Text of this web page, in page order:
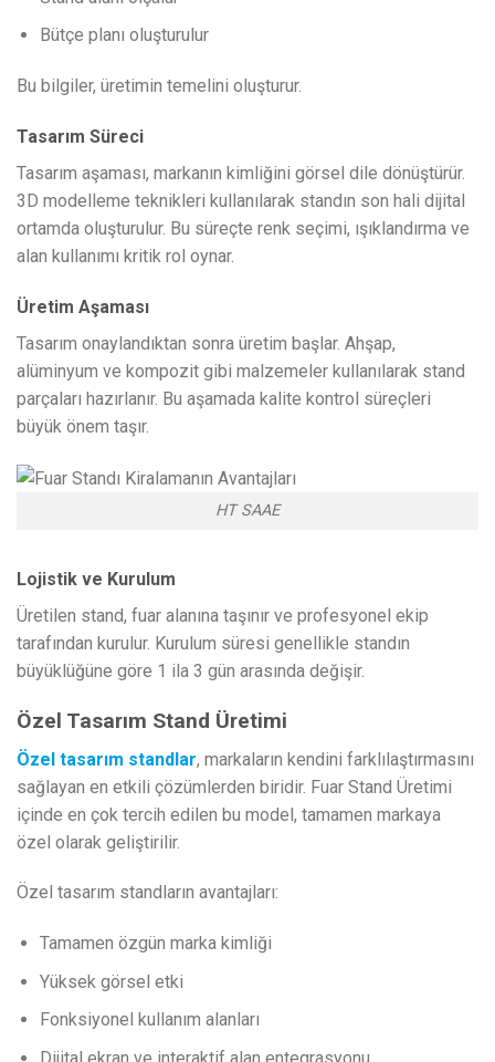
Bütçe planı oluşturulur
Bu bilgiler, üretimin temelini oluşturur.
Tasarım Süreci
Tasarım aşaması, markanın kimliğini görsel dile dönüştürür.
3D modelleme teknikleri kullanılarak standın son hali dijital
ortamda oluşturulur. Bu süreçte renk seçimi, ışıklandırma ve
alan kullanımı kritik rol oynar.
Üretim Aşaması
Tasarım onaylandıktan sonra üretim başlar. Ahşap,
alüminyum ve kompozit gibi malzemeler kullanılarak stand
parçaları hazırlanır. Bu aşamada kalite kontrol süreçleri
büyük önem taşır.
HT SAAE
Lojistik ve Kurulum
Üretilen stand, fuar alanına taşınır ve profesyonel ekip
tarafından kurulur. Kurulum süresi genellikle standın
büyüklüğüne göre 1 ila 3 gün arasında değişir.
Özel Tasarım Stand Üretimi
Özel tasarım standlar, markaların kendini farklılaştırmasını
sağlayan en etkili çözümlerden biridir. Fuar Stand Üretimi
içinde en çok tercih edilen bu model, tamamen markaya
özel olarak geliştirilir.
Özel tasarım standların avantajları:
Tamamen özgün marka kimliği
Yüksek görsel etki
Fonksiyonel kullanım alanları